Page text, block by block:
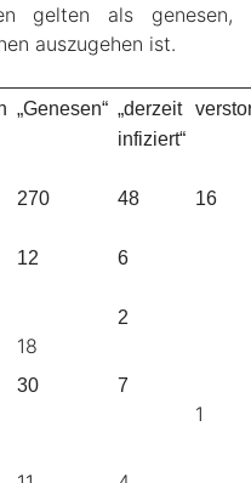
gelten als genesen,
auszugehen ist.
„Genesen“ „derzeit
infiziert“
270 48 16
12 6
18
2
30 7
1